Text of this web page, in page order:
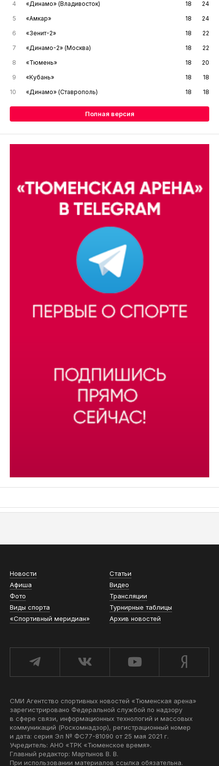
4
«Динамо» (Владивосток) 18
24
5
«Амкар» 18
24
6
«Зенит-2» 18
22
7
«Динамо-2» (Москва) 18
22
8
«Тюмень» 18
20
9
«Кубань» 18
18
10
«Динамо» (Ставрополь) 18 18
Полная версия
Новости
Статьи
Афиша
Видео
Фото
Трансляции
Виды спорта
Турнирные таблицы
«Спортивный меридиан»
Архив новостей
СМИ Агентство спортивных новостей «Тюменская арена»
зарегистрировано Федеральной службой по надзору
в сфере связи, информационных технологий и массовых
коммуникаций (Роскомнадзор), регистрационный номер
и дата: серия Эл № ФС77-81090 от 25 мая 2021 г.
Учредитель: АНО «ТРК «Тюменское время».
Главный редактор: Мартынов В. В.
При использовании материалов ссылка обязательна.